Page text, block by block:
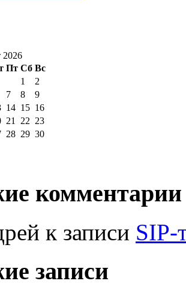
2026
Пт Сб Вс
1
2
7 8
9
14 15 16
21 22 23
28 29 30
комментарии
к записи SIP-
записи